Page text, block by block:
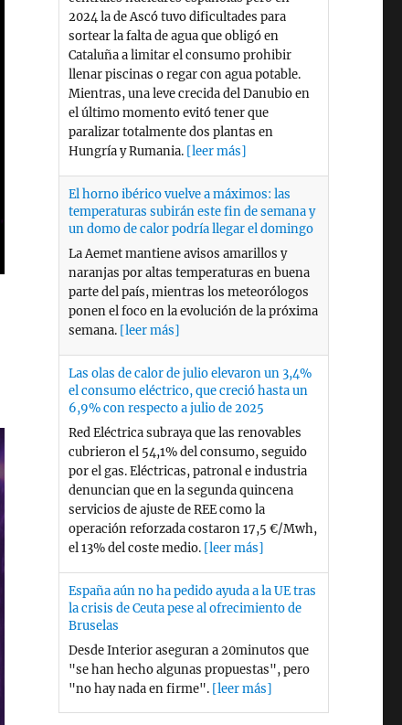
El horno ibérico vuelve a máximos: las
temperaturas subirán este fin de semana y
un domo de calor podría llegar el domingo
La Aemet mantiene avisos amarillos y
naranjas por altas temperaturas en buena
parte del país, mientras los meteorólogos
ponen el foco en la evolución de la próxima
Las olas de calor de julio elevaron un 3,4%
el consumo eléctrico, que creció hasta un
6,9% con respecto a julio de 2025
Red Eléctrica subraya que las renovables
cubrieron el 54,1% del consumo, seguido
por el gas. Eléctricas, patronal e industria
denuncian que en la segunda quincena
operación reforzada costaron 17,5 €/Mwh,
el 13% del coste medio.[leer más]
España aún no ha pedido ayuda a la UE tras
la crisis de Ceuta pese al ofrecimiento de
Bruselas
Desde Interior aseguran a 20minutos que
"se han hecho algunas propuestas", pero
"no hay nada en firme".[leer más]
Las llegadas irregulares de migrantes a
Ceuta suben un 164% respecto a 2025 sin
contar la entrada masiva del 30 de julio
También han aumentado las llegadas a
Baleares y la Península por vía marítima,
aunque disminuyen un 60% en Canarias.
[leer más]